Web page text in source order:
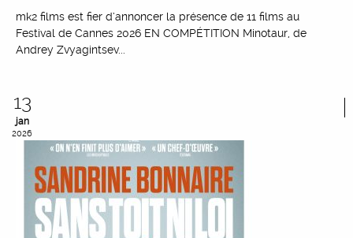
mk2 films est fier d’annoncer la présence de 11 films au
Festival de Cannes 2026 EN COMPÉTITION Minotaur, de
Andrey Zvyagintsev...
13
jan
2026